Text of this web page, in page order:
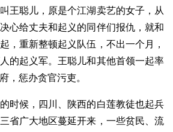
王聪儿，原是个江湖卖艺的女子，从
心给丈夫和起义的同伴们报仇，就和
，重新整顿起义队伍，不出一个月，
的起义军。王聪儿和其他首领一起率
，惩办贪官污吏。
时候，四川、陕西的白莲教徒也起兵
省广大地区蔓延开来，一些贫民、流